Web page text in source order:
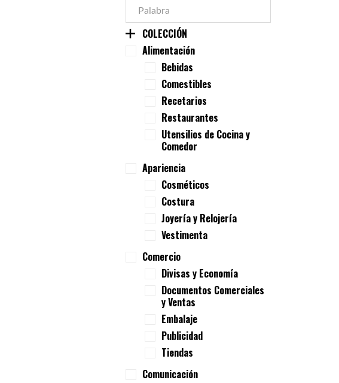
COLECCIÓN
Alimentación
Bebidas
Comestibles
Recetarios
Restaurantes
Utensilios de Cocina y
Comedor
Apariencia
Cosméticos
Costura
Joyería y Relojería
Vestimenta
Comercio
Divisas y Economía
Documentos Comerciales
y Ventas
Embalaje
Publicidad
Tiendas
Comunicación